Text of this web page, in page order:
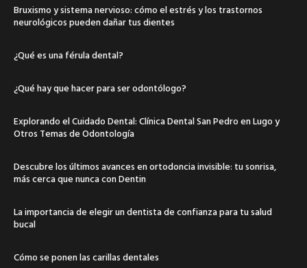
Bruxismo y sistema nervioso: cómo el estrés y los trastornos
neurológicos pueden dañar tus dientes
¿Qué es una férula dental?
¿Qué hay que hacer para ser odontólogo?
Explorando el Cuidado Dental: Clínica Dental San Pedro en Lugo y
Otros Temas de Odontología
Descubre los últimos avances en ortodoncia invisible: tu sonrisa,
más cerca que nunca con Dentin
La importancia de elegir un dentista de confianza para tu salud
bucal
Cómo se ponen las carillas dentales